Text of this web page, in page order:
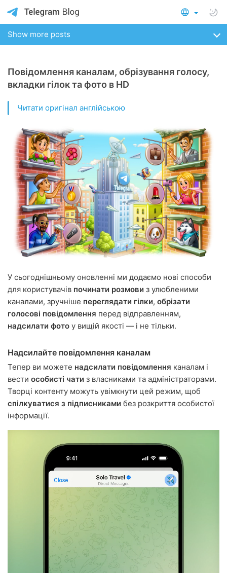
Show more posts
Повідомлення каналам, обрізування голосу,
вкладки гілок та фото в HD
Читати оригінал англійською
У сьогоднішньому оновленні ми додаємо нові способи
для користувачів починати розмови з улюбленими
каналами, зручніше переглядати гілки, обрізати
голосові повідомлення перед відправленням,
надсилати фото у вищій якості — і не тільки.
Надсилайте повідомлення каналам
Тепер ви можете надсилати повідомлення каналам і
вести особисті чати з власниками та адміністраторами.
Творці контенту можуть увімкнути цей режим, щоб
спілкуватися з підписниками без розкриття особистої
інформації.